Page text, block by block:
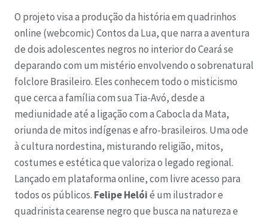
O projeto visa a produção da história em quadrinhos
online (webcomic) Contos da Lua, que narra a aventura
de dois adolescentes negros no interior do Ceará se
deparando com um mistério envolvendo o sobrenatural
folclore Brasileiro. Eles conhecem todo o misticismo
que cerca a família com sua Tia-Avó, desde a
mediunidade até a ligação com a Cabocla da Mata,
oriunda de mitos indígenas e afro-brasileiros. Uma ode
à cultura nordestina, misturando religião, mitos,
costumes e estética que valoriza o legado regional.
Lançado em plataforma online, com livre acesso para
todos os públicos. Felipe Helóié um ilustrador e
quadrinista cearense negro que busca na natureza e